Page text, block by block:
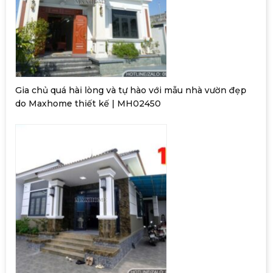
Gia chủ quá hài lòng và tự hào với mẫu nhà vườn đẹp
do Maxhome thiết kế | MH02450